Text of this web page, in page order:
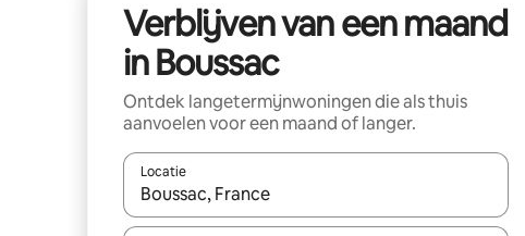
Verblijven van een maand
in Boussac
Ontdek langetermijnwoningen die als thuis
aanvoelen voor een maand of langer.
Locatie
Wanneer er resultaten beschikbaar zijn, maak je een